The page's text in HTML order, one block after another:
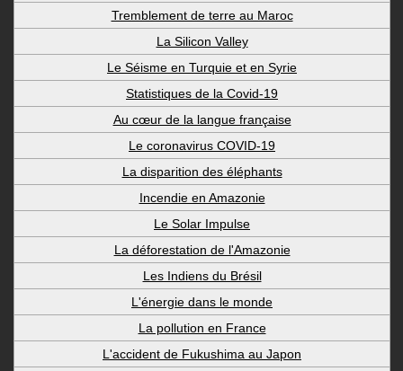
Tremblement de terre au Maroc
La Silicon Valley
Le Séisme en Turquie et en Syrie
Statistiques de la Covid-19
Au cœur de la langue française
Le coronavirus COVID-19
La disparition des éléphants
Incendie en Amazonie
Le Solar Impulse
La déforestation de l'Amazonie
Les Indiens du Brésil
L'énergie dans le monde
La pollution en France
L'accident de Fukushima au Japon